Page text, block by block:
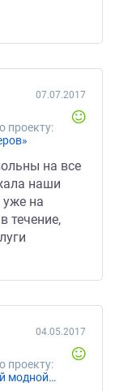
проекту:
07.07.2017
на все
наши
на
течение,
проекту:
«Создание логотипа для бренда женской модной одежды»
04.05.2017